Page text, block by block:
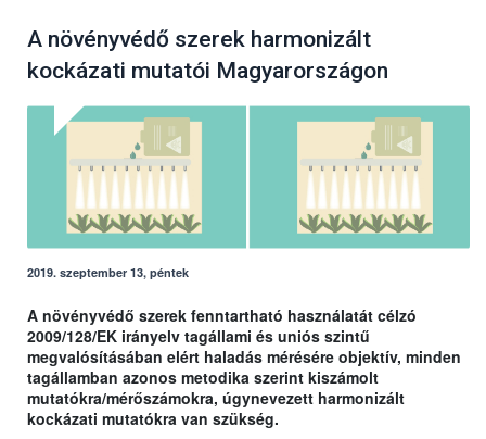
A növényvédő szerek harmonizált
kockázati mutatói Magyarországon
2019. szeptember 13, péntek
A növényvédő szerek fenntartható használatát célzó
2009/128/EK irányelv tagállami és uniós szintű
megvalósításában elért haladás mérésére objektív, minden
tagállamban azonos metodika szerint kiszámolt
mutatókra/mérőszámokra, úgynevezett harmonizált
kockázati mutatókra van szükség.